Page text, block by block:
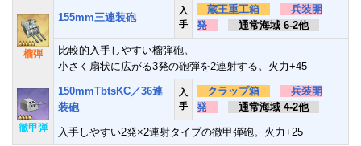
榴弾
155mm三連装砲
入
手
蔵王重工箱
兵装開
発
通常海域 6-2他
比較的入手しやすい榴弾砲。
小さく扇状に広がる3発の砲弾を2連射する。火力+45
徹甲弾
150mmTbtsKC／36連
装砲
入
手
クラップ箱
兵装開
発
通常海域 4-2他
入手しやすい2発×2連射タイプの徹甲弾砲。火力+25